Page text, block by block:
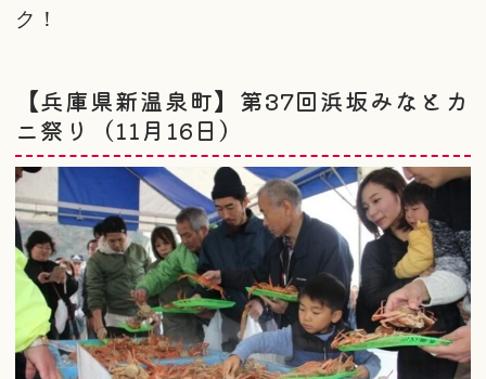
ク！
【兵庫県新温泉町】第37回浜坂みなとカ
ニ祭り（11月16日）